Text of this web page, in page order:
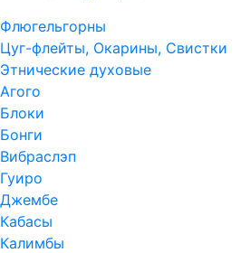
Флюгельгорны
Цуг-флейты, Окарины, Свистки
Этнические духовые
Агого
Блоки
Бонги
Вибраслэп
Гуиро
Джембе
Кабасы
Калимбы